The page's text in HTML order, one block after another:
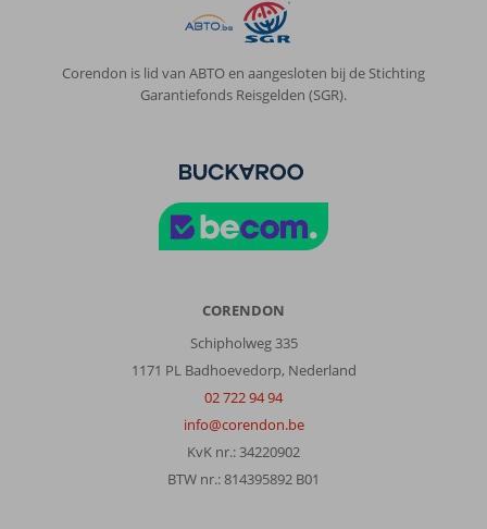
Corendon is lid van ABTO en aangesloten bij de Stichting
Garantiefonds Reisgelden (SGR).
CORENDON
Schipholweg 335
1171 PL Badhoevedorp, Nederland
02 722 94 94
info@corendon.be
KvK nr.: 34220902
BTW nr.: 814395892 B01